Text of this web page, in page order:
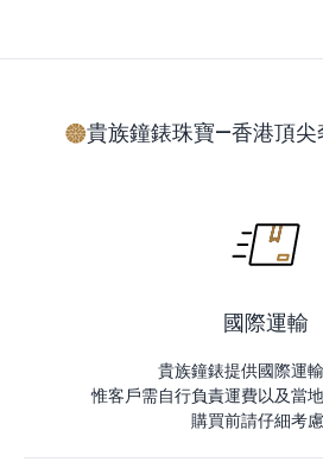
貴族鐘錶珠寶—香港頂尖
國際運輸
貴族鐘錶提供國際運輸
惟客戶需自行負責運費以及當
購買前請仔細考慮